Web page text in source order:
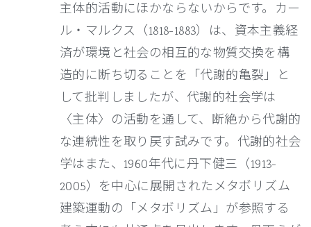
主体的活動にほかならないからです。カー
ル・マルクス（1818-1883）は、資本主義経
済が環境と社会の相互的な物質交換を構
造的に断ち切ることを「代謝的亀裂」と
して批判しましたが、代謝的社会学は
〈主体〉の活動を通して、断絶から代謝的
な連続性を取り戻す試みです。代謝的社会
学はまた、1960年代に丹下健三（1913-
2005）を中心に展開されたメタボリズム
建築運動の「メタボリズム」が参照する